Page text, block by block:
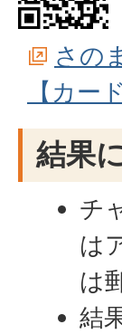
さの
【カー
結果
チ
は
は
結